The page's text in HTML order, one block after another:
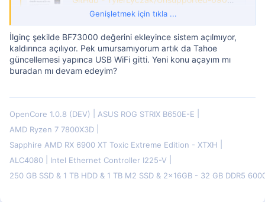
A fix for hackintoshes to get an unsupported
6900XT gpu to work - TylerLyczak/Unsupported-
github.com
Genişletmek için tıkla ...
İlginç şekilde BF73000 değerini ekleyince sistem açılmıyor,
kaldırınca açılıyor. Pek umursamıyorum artık da Tahoe
güncellemesi yapınca USB WiFi gitti. Yeni konu açayım mı
buradan mı devam edeyim?
OpenCore 1.0.8 (DEV)
ASUS ROG STRIX B650E-E
AMD Ryzen 7 7800X3D
Sapphire AMD RX 6900 XT Toxic Extreme Edition - XTXH
ALC4080
Intel Ethernet Controller I225-V
250 GB SSD & 1 TB HDD & 1 TB M2 SSD & 2x16GB - 32 GB DDR5